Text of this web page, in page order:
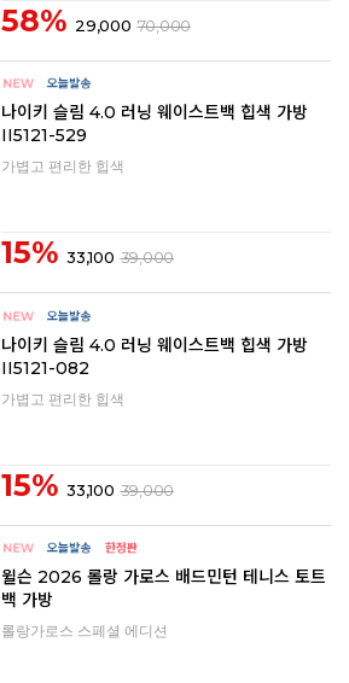
58% 29,000 70,000
나이키 슬림 4.0 러닝 웨이스트백 힙색 가방
II5121-529
가볍고 편리한 힙색
15% 33,100 39,000
나이키 슬림 4.0 러닝 웨이스트백 힙색 가방
II5121-082
가볍고 편리한 힙색
15% 33,100 39,000
윌슨 2026 롤랑 가로스 배드민턴 테니스 토트
백 가방
롤랑가로스 스페셜 에디션